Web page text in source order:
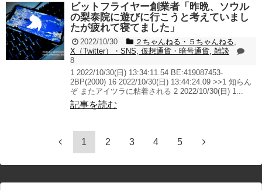
ビットフライヤー創業者「昨晩、ソウル
の梨泰院に遊びに行こうと考えていまし
たが疲れて寝てました」
2022/10/30 ２ちゃんねる・５ちゃんねる
X（Twitter）・SNS 仮想通貨・暗号通貨 雑談
8
1 2022/10/30(日) 13:34:11.54 BE:419087453-
2BP(2000) 16 2022/10/30(日) 13:44:24.09 >>1 知らん
ぞ またアイツラに粘着される 2 2022/10/30(日) 1...
記事を読む
1 2 3 4 5